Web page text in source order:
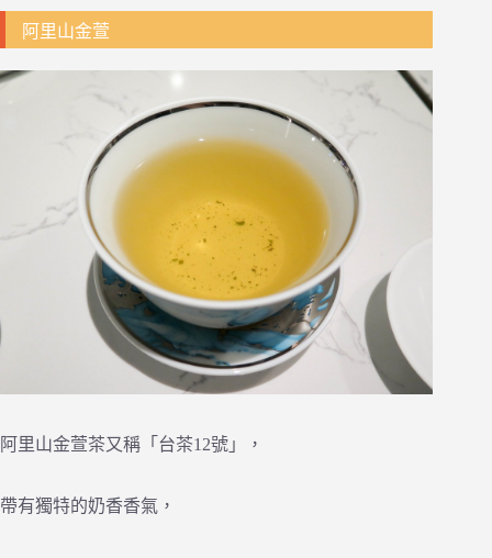
阿里山金萱
阿里山金萱茶又稱「台茶12號」，
帶有獨特的奶香香氣，